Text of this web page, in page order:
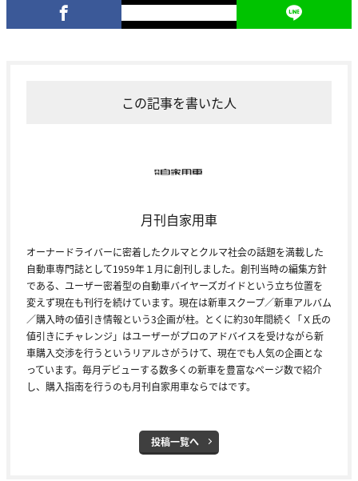
この記事を書いた人
月刊自家用車
オーナードライバーに密着したクルマとクルマ社会の話題を満載した
自動車専門誌として1959年１月に創刊しました。創刊当時の編集方針
である、ユーザー密着型の自動車バイヤーズガイドという立ち位置を
変えず現在も刊行を続けています。現在は新車スクープ／新車アルバム
／購入時の値引き情報という3企画が柱。とくに約30年間続く「Ｘ氏の
値引きにチャレンジ」はユーザーがプロのアドバイスを受けながら新
車購入交渉を行うというリアルさがうけて、現在でも人気の企画とな
っています。毎月デビューする数多くの新車を豊富なページ数で紹介
し、購入指南を行うのも月刊自家用車ならではです。
投稿一覧へ